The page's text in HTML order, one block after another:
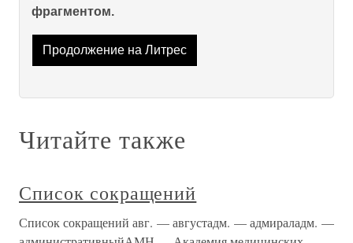
фрагментом.
Продолжение на Литрес
Читайте также
Список сокращений
Список сокращений авг. — августадм. — адмираладм. —